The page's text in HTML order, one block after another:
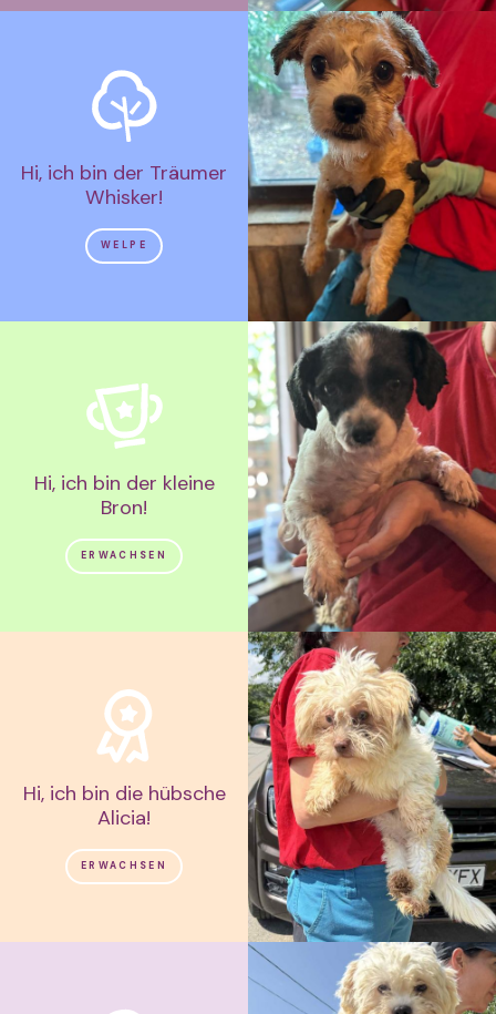
Hi, ich bin der Träumer
Whisker!
WELPE
Hi, ich bin der kleine
Bron!
ERWACHSEN
Hi, ich bin die hübsche
Alicia!
ERWACHSEN